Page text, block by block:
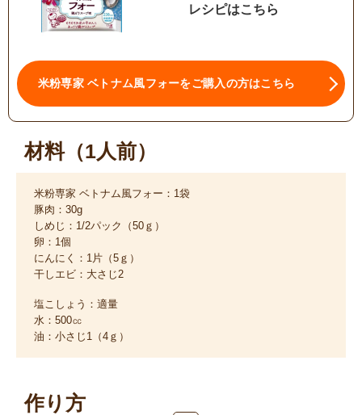
レシピはこちら
米粉専家 ベトナム風フォーをご購入の方はこちら
材料（1人前）
米粉専家 ベトナム風フォー：1袋
豚肉：30g
しめじ：1/2パック（50ｇ）
卵：1個
にんにく：1片（5ｇ）
干しエビ：大さじ2
塩こしょう：適量
水：500㏄
油：小さじ1（4ｇ）
作り方